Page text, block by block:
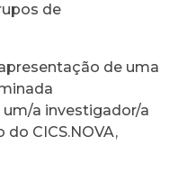
de
de uma
a investigador/a
CICS.NOVA,